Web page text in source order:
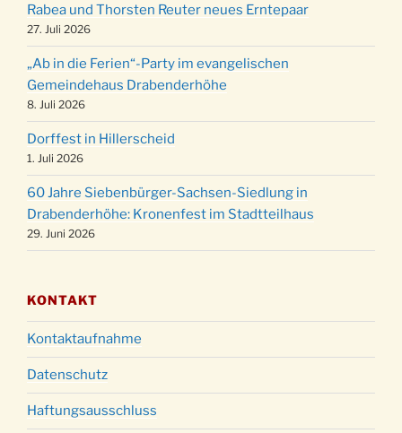
24.12. Familiengottesdienst in der FeG um 16 Uhr
24.12.
Weihnachtsgottesdienst in der Kirche um
15:00 Uhr
24.12.
Weihnachtsgottesdienst in der Kirche um
18:00 Uhr
24.12.
Christmette mit der ev. Jugend in der Kirche
um 23:00 Uhr
31.12.
Gottesdienst zu Silvester in der Kirche um
18:00 Uhr
Rabea und Thorsten Reuter neues Erntepaar
27. Juli 2026
„Ab in die Ferien“-Party im evangelischen
Gemeindehaus Drabenderhöhe
8. Juli 2026
Dorffest in Hillerscheid
1. Juli 2026
60 Jahre Siebenbürger-Sachsen-Siedlung in
Drabenderhöhe: Kronenfest im Stadtteilhaus
29. Juni 2026
KONTAKT
Kontaktaufnahme
Datenschutz
Haftungsausschluss